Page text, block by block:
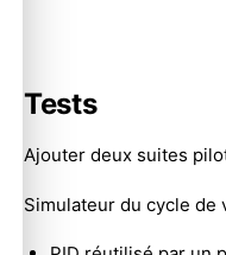
Tests
Ajouter deux suites
Simulateur du cycle de